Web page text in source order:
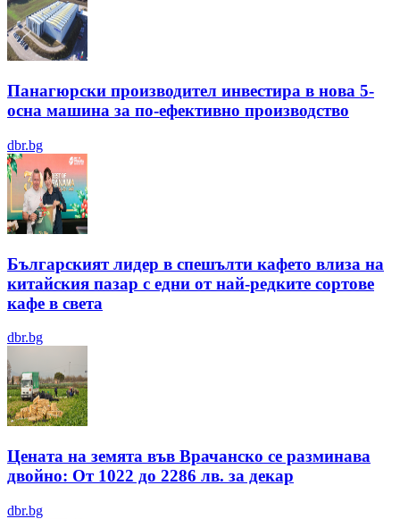
Панагюрски производител инвестира в нова 5-
осна машина за по-ефективно производство
dbr.bg
Българският лидер в спешълти кафето влиза на
китайския пазар с едни от най-редките сортове
кафе в света
dbr.bg
Цената на земята във Врачанско се разминава
двойно: От 1022 до 2286 лв. за декар
dbr.bg